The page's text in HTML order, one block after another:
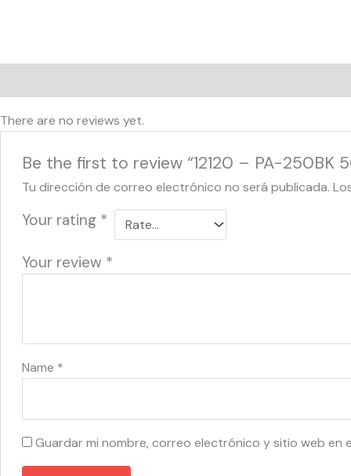
There are no reviews yet.
Be the first to review “12120 – PA-250BK
Tu dirección de correo electrónico no será publicada.
Your rating *
Your review *
Name *
Guardar mi nombre, correo electrónico y sitio web en